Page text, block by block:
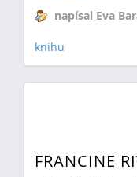
napísal Eva
knihu
FRANCINE